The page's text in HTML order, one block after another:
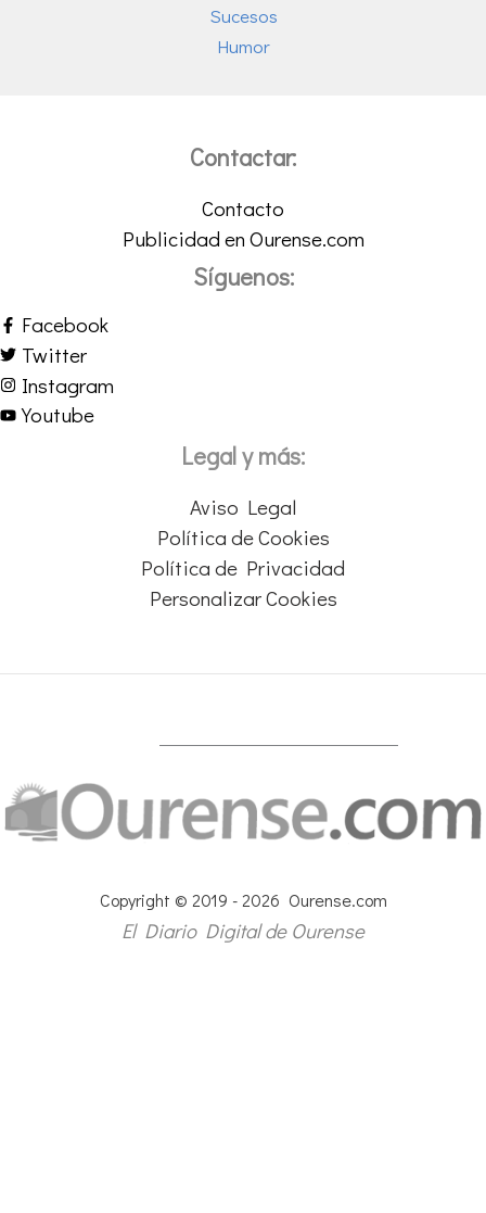
Sucesos
Humor
Contactar:
Contacto
Publicidad en Ourense.com
Síguenos:
Facebook
Twitter
Instagram
Youtube
Legal y más:
Aviso Legal
Política de Cookies
Política de Privacidad
Personalizar Cookies
Copyright © 2019 - 2026 Ourense.com
El Diario Digital de Ourense